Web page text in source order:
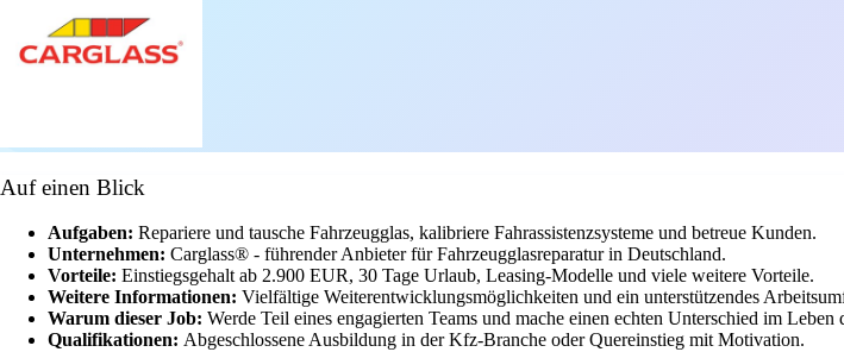
Auf einen Blick
Aufgaben: Repariere und tausche Fahrzeugglas, kalibriere Fahrassistenzsysteme und betreue Kunden.
Unternehmen: Carglass® - führender Anbieter für Fahrzeugglasreparatur in Deutschland.
Vorteile: Einstiegsgehalt ab 2.900 EUR, 30 Tage Urlaub, Leasing-Modelle und viele weitere Vorteile.
Weitere Informationen: Vielfältige Weiterentwicklungsmöglichkeiten und ein unterstützendes
Warum dieser Job: Werde Teil eines engagierten Teams und mache einen echten Unterschied im Leben
Qualifikationen: Abgeschlossene Ausbildung in der Kfz-Branche oder Quereinstieg mit Motivation.